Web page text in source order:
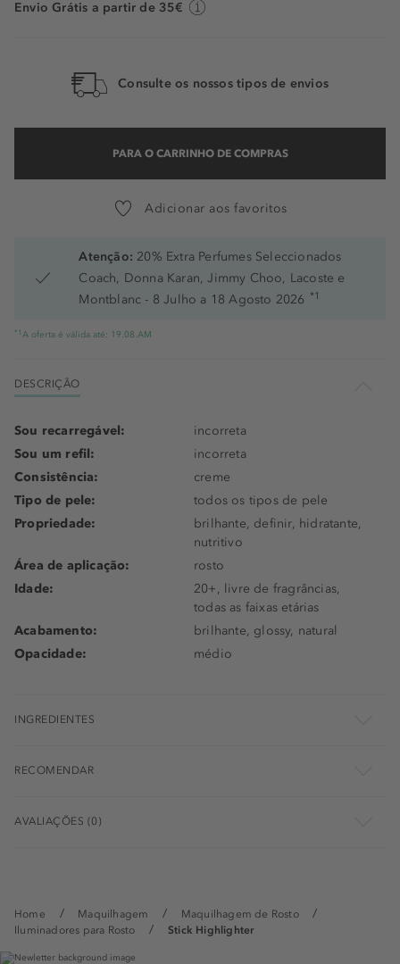
Home Maquilhagem
Maquilhagem de Rosto
Iluminadores para Rosto
Stick Highlighter
Envio Grátis a partir de 35€
Consulte os nossos tipos de envios
PARA O CARRINHO DE COMPRAS
Adicionar aos favoritos
Atenção: 20% Extra Perfumes Seleccionados
Coach, Donna Karan, Jimmy Choo, Lacoste e
Montblanc - 8 Julho a 18 Agosto 2026 *1
*1 A oferta é válida até: 19.08.AM
DESCRIÇÃO
Sou recarregável:
incorreta
Sou um refil:
incorreta
Consistência:
creme
Tipo de pele:
todos os tipos de pele
Propriedade:
brilhante, definir, hidratante,
nutritivo
Área de aplicação:
rosto
Idade:
20+, livre de fragrâncias,
todas as faixas etárias
Acabamento:
brilhante, glossy, natural
Opacidade:
médio
INGREDIENTES
RECOMENDAR
AVALIAÇÕES (0)